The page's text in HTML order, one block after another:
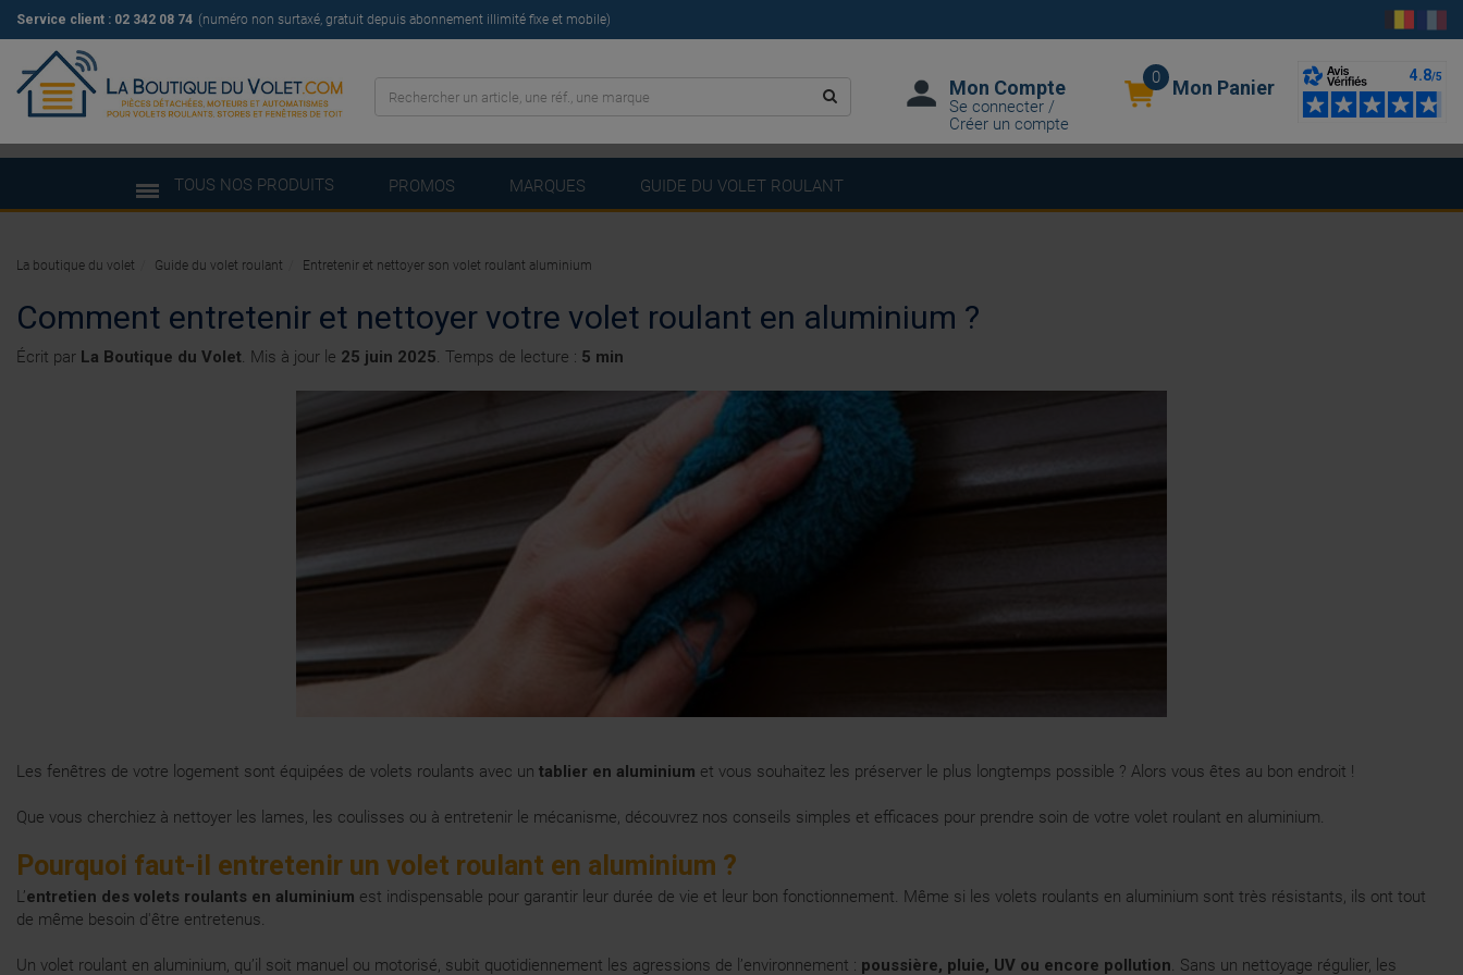
Service client : 02 342 08 74 (numéro non surtaxé, gratuit depuis abonnement illimité fixe et mobile)
Mon Compte
Se connecter /
Créer un compte
0 Mon Panier
TOUS NOS PRODUITS PROMOS MARQUES GUIDE DU VOLET ROULANT
Comment entretenir et nettoyer votre volet roulant en aluminium ?
Écrit par La Boutique du Volet. Mis à jour le 25 juin 2025. Temps de lecture : 5 min
Les fenêtres de votre logement sont équipées de volets roulants avec un tablier en aluminium et vous souhaitez les préserver le plus longtemps possible ? Alors vous êtes au bon endroit !
Que vous cherchiez à nettoyer les lames, les coulisses ou à entretenir le mécanisme, découvrez nos conseils simples et efficaces pour prendre soin de votre volet roulant en aluminium.
Pourquoi faut-il entretenir un volet roulant en aluminium ?
L’entretien des volets roulants en aluminium est indispensable pour garantir leur durée de vie et leur bon fonctionnement. Même si les volets roulants en aluminium sont très résistants, ils ont tout
de même besoin d'être entretenus.
Un volet roulant en aluminium, qu’il soit manuel ou motorisé, subit quotidiennement les agressions de l’environnement : poussière, pluie, UV ou encore pollution. Sans un nettoyage régulier, les
La boutique du volet Guide du volet roulant Entretenir et nettoyer son volet roulant aluminium